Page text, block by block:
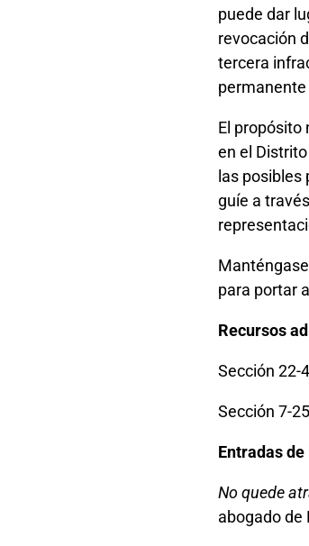
puede dar
revocación
tercera
El propósito
en el
las posibles
guíe a
para portar
Recursos
Sección 22-
Sección 7-
Entradas
No quede
abogado de